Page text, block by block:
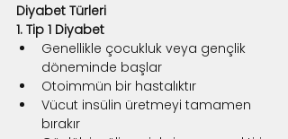
Diyabet Türleri
1. Tip 1 Diyabet
Genellikle çocukluk veya gençlik
döneminde başlar
Otoimmün bir hastalıktır
Vücut insülin üretmeyi tamamen
bırakır